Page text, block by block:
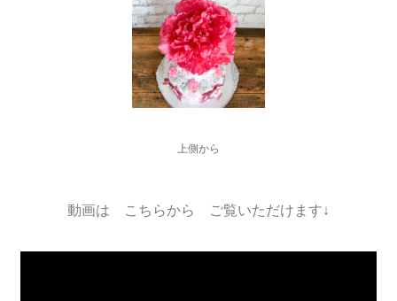
上側から
動画は こちらから ご覧いただけます↓